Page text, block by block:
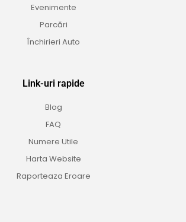
Evenimente
Parcări
Închirieri Auto
Link-uri rapide
Blog
FAQ
Numere Utile
Harta Website
Raporteaza Eroare